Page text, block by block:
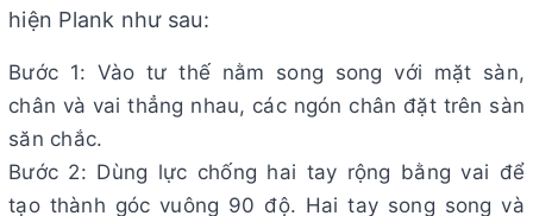
hiện Plank như sau:
Bước 1: Vào tư thế nằm song song với mặt sàn,
chân và vai thẳng nhau, các ngón chân đặt trên sàn
săn chắc.
Bước 2: Dùng lực chống hai tay rộng bằng vai để
tạo thành góc vuông 90 độ. Hai tay song song và